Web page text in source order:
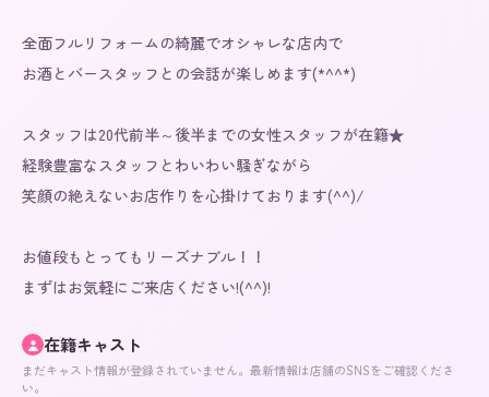
全面フルリフォームの綺麗でオシャレな店内で
お酒とバースタッフとの会話が楽しめます(*^^*)
スタッフは20代前半～後半までの女性スタッフが在籍★
経験豊富なスタッフとわいわい騒ぎながら
笑顔の絶えないお店作りを心掛けております(^^)/
お値段もとってもリーズナブル！！
まずはお気軽にご来店ください!(^^)!
在籍キャスト
まだキャスト情報が登録されていません。最新情報は店舗のSNSをご確認くださ
い。